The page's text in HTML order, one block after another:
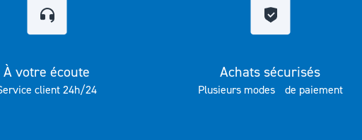
À votre écoute
client 24h/24
Achats sécurisés
Plusieurs modes de paiement